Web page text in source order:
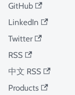
GitHub
LinkedIn
Twitter
RSS
中文 RSS
Products